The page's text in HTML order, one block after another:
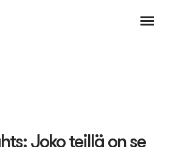
Joko teillä on se